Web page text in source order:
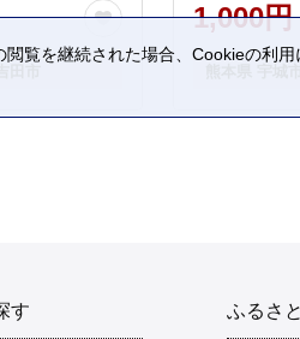
1,000円
す ふるさ
覧を継続された場合、Cookieの利用